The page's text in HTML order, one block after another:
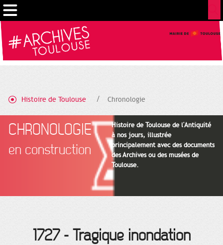
Histoire de Toulouse Chronologie
CHRONOLOGIE
en construction
Histoire de Toulouse de l'Antiquité
à nos jours, illustrée
principalement avec des documents
des Archives ou des musées de
Toulouse.
1727- Tragique inondation
Gestion de vos préférences sur les cookies